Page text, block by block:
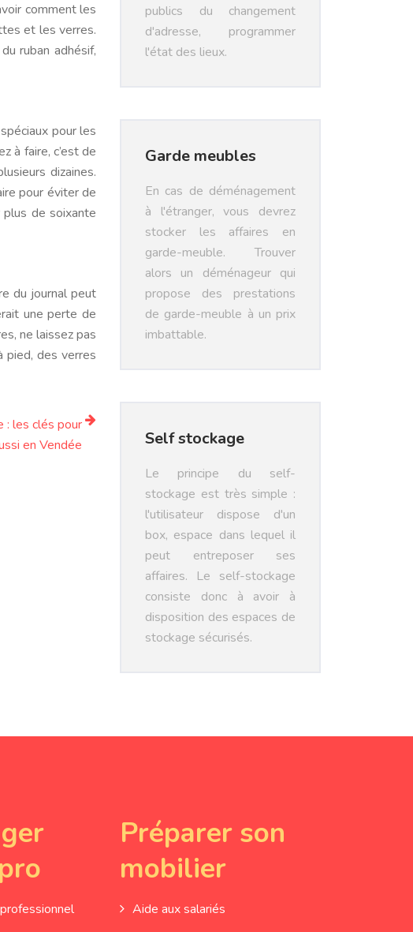
comment les
et les verres.
ruban adhésif,
pour les
à faire, c’est de
dizaines.
pour éviter de
de soixante
du journal peut
une perte de
ne laissez pas
pied, des verres
: les clés pour
en Vendée
publics du changement
d'adresse, programmer
l'état des lieux.
Garde meubles
En cas de déménagement
à l'étranger, vous devrez
stocker les affaires en
garde-meuble. Trouver
alors un déménageur qui
propose des prestations
de garde-meuble à un prix
imbattable.
Self stockage
Le principe du self-
stockage est très simple :
l'utilisateur dispose d'un
box, espace dans lequel il
peut entreposer ses
affaires. Le self-stockage
consiste donc à avoir à
disposition des espaces de
stockage sécurisés.
Préparer son
mobilier
Aide aux salariés